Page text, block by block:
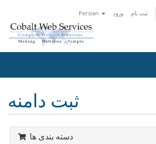
Persian ورود ثبت نام
ثبت دامنه
دسته بندی ها